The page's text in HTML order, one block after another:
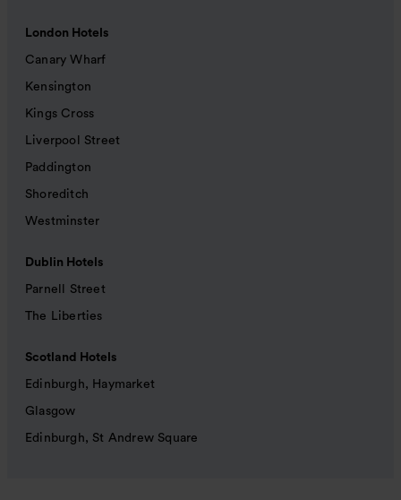
London Hotels
Canary Wharf
Kensington
Kings Cross
Liverpool Street
Paddington
Shoreditch
Westminster
Dublin Hotels
Parnell Street
The Liberties
Scotland Hotels
Edinburgh, Haymarket
Glasgow
Edinburgh, St Andrew Square